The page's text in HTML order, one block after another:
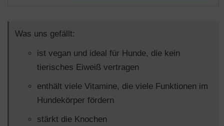
Was uns gefällt:
ist vegan und ideal für Hunde, die kein
tierisches Eiweiß vertragen
enthält viele Vitamine, die viele Funktionen im
Hundekörper fördern
stärkt die Knochen